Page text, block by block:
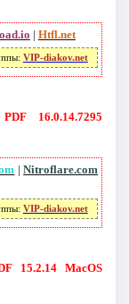
| Htfl.net
VIP-diakov.net
16.0.14.7295
|Nitroflare.com
VIP-diakov.net
15.2.14 MacOS